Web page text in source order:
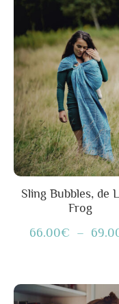
plusieurs
variations.
Les
options
peuvent
être
choisies
sur
page
Sling Bubbles, de
Frog
66.00€ –
prix :
66.00€
à
69.00€